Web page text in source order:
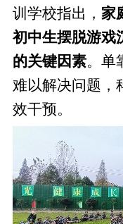
训学校指出， 家
初中生摆脱游戏
的关键因素。单
难以解决问题，
效干预。